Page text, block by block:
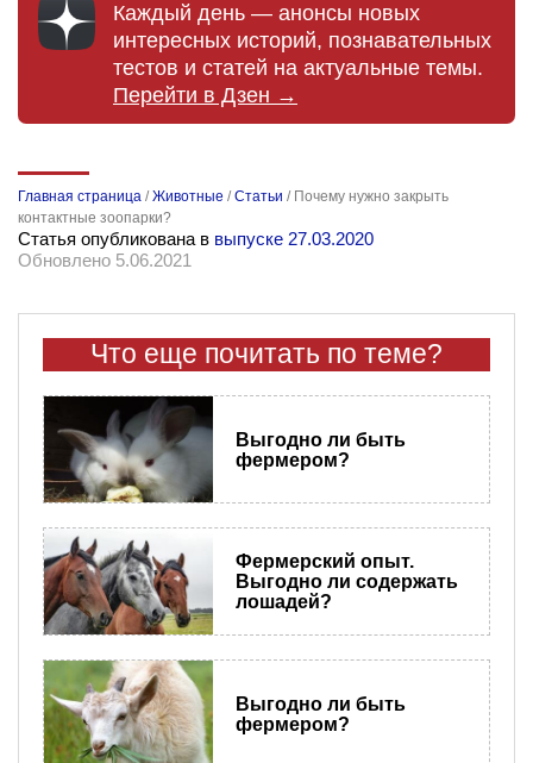
Каждый день — анонсы новых
интересных историй, познавательных
тестов и статей на актуальные темы.
Перейти в Дзен →
Главная страница /Животные /Статьи / Почему нужно закрыть
контактные зоопарки?
Статья опубликована в выпуске 27.03.2020
Обновлено 5.06.2021
Что еще почитать по теме?
Выгодно ли быть
фермером?
Фермерский опыт.
Выгодно ли содержать
лошадей?
Выгодно ли быть
фермером?